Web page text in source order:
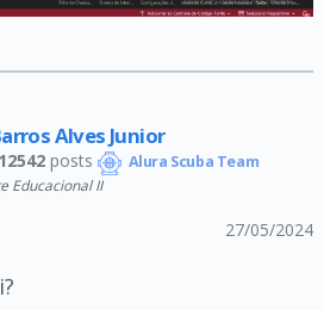
Alves Junior
12542posts Alura Scuba Team
Educacional II
27/05/2024